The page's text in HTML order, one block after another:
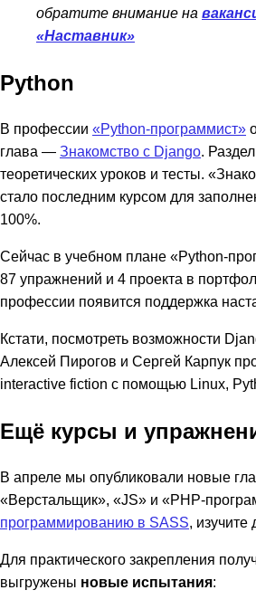
обратите внимание на
«Наставник»
Python
В профессии «Python-программист»
глава — Знакомство с Django.
теоретических уроков и тесты.
стало последним курсом для
100%.
Сейчас в учебном плане «Python-
87 упражнений и 4 проекта в
профессии появится поддержка
Кстати, посмотреть возможности
Алексей Пирогов и Сергей Карпук
interactive fiction с помощью Linux,
Ещё курсы и
В апреле мы опубликовали новые
«Верстальщик», «JS» и «PHP-
программированию в SASS, изучите
Для практического закрепления
выгружены новые испытания: